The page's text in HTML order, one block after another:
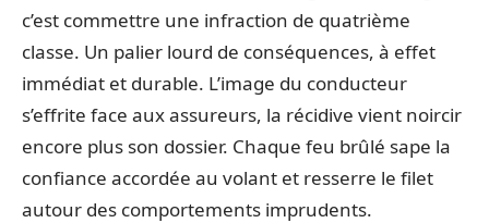
c’est commettre une infraction de quatrième
classe. Un palier lourd de conséquences, à effet
immédiat et durable. L’image du conducteur
s’effrite face aux assureurs, la récidive vient noircir
encore plus son dossier. Chaque feu brûlé sape la
confiance accordée au volant et resserre le filet
autour des comportements imprudents.